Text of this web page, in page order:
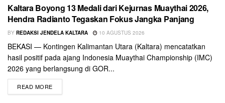
Kaltara Boyong 13 Medali dari Kejurnas Muaythai 2026,
Hendra Radianto Tegaskan Fokus Jangka Panjang
BY REDAKSI JENDELA KALTARA 10 AGUSTUS 2026
BEKASI — Kontingen Kalimantan Utara (Kaltara) mencatatkan
hasil positif pada ajang Indonesia Muaythai Championship (IMC)
2026 yang berlangsung di GOR...
READ MORE